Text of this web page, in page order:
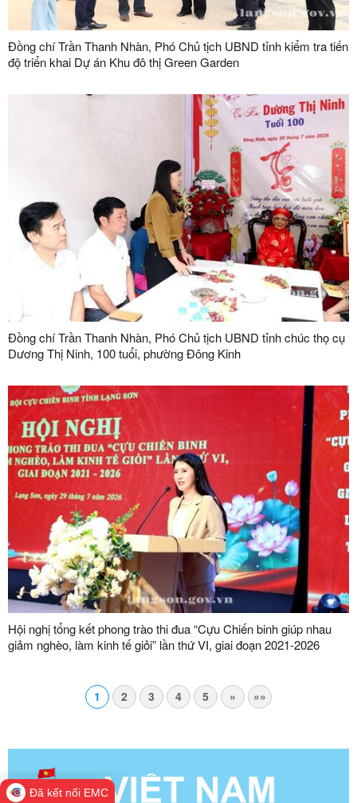
Đồng chí Trần Thanh Nhàn, Phó Chủ tịch UBND tỉnh kiểm tra tiến
độ triển khai Dự án Khu đô thị Green Garden
Đồng chí Trần Thanh Nhàn, Phó Chủ tịch UBND tỉnh chúc thọ cụ
Dương Thị Ninh, 100 tuổi, phường Đông Kinh
Hội nghị tổng kết phong trào thi đua “Cựu Chiến binh giúp nhau
giảm nghèo, làm kinh tế giỏi” lần thứ VI, giai đoạn 2021-2026
1 2 3 4 5 » »»
Đã kết nối EMC